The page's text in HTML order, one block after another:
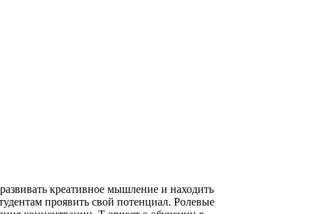
креативное мышление и находить
проявить свой потенциал. Ролевые